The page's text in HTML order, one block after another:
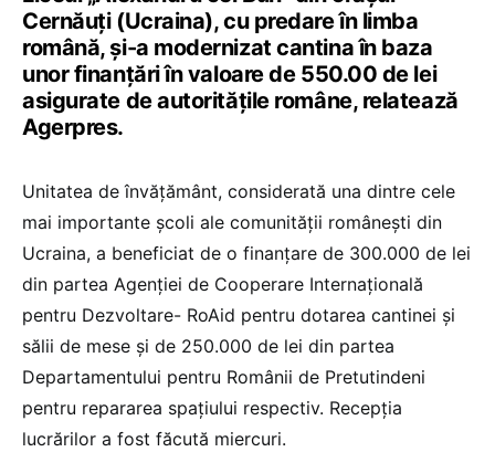
Cernăuţi (Ucraina), cu predare în limba
română, şi-a modernizat cantina în baza
unor finanţări în valoare de 550.00 de lei
asigurate de autorităţile române, relatează
Agerpres.
Unitatea de învăţământ, considerată una dintre cele
mai importante şcoli ale comunităţii româneşti din
Ucraina, a beneficiat de o finanţare de 300.000 de lei
din partea Agenţiei de Cooperare Internaţională
pentru Dezvoltare- RoAid pentru dotarea cantinei şi
sălii de mese şi de 250.000 de lei din partea
Departamentului pentru Românii de Pretutindeni
pentru repararea spaţiului respectiv. Recepţia
lucrărilor a fost făcută miercuri.